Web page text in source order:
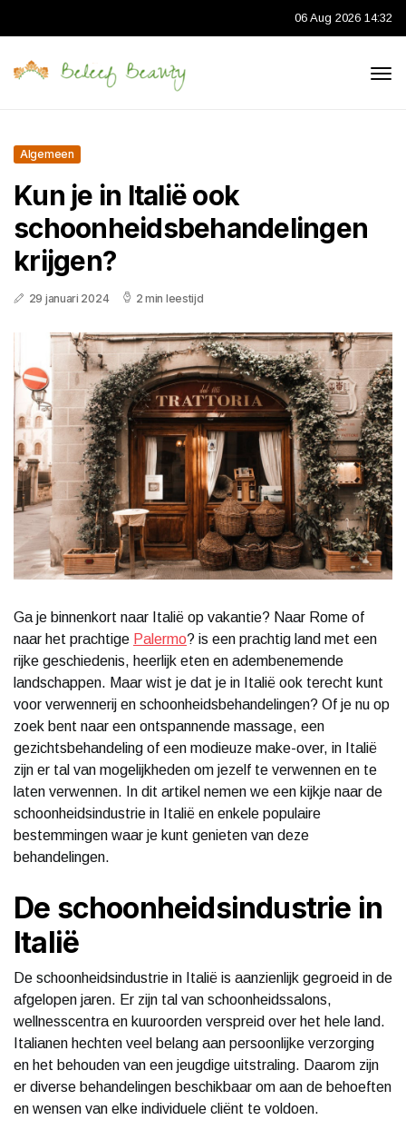
06 Aug 2026 14:32
Algemeen
Kun je in Italië ook
schoonheidsbehandelingen
krijgen?
29 januari 2024 2 min leestijd
Ga je binnenkort naar Italië op vakantie? Naar Rome of
naar het prachtige Palermo? is een prachtig land met een
rijke geschiedenis, heerlijk eten en adembenemende
landschappen. Maar wist je dat je in Italië ook terecht kunt
voor verwennerij en schoonheidsbehandelingen? Of je nu op
zoek bent naar een ontspannende massage, een
gezichtsbehandeling of een modieuze make-over, in Italië
zijn er tal van mogelijkheden om jezelf te verwennen en te
laten verwennen. In dit artikel nemen we een kijkje naar de
schoonheidsindustrie in Italië en enkele populaire
bestemmingen waar je kunt genieten van deze
behandelingen.
De schoonheidsindustrie in
Italië
De schoonheidsindustrie in Italië is aanzienlijk gegroeid in de
afgelopen jaren. Er zijn tal van schoonheidssalons,
wellnesscentra en kuuroorden verspreid over het hele land.
Italianen hechten veel belang aan persoonlijke verzorging
en het behouden van een jeugdige uitstraling. Daarom zijn
er diverse behandelingen beschikbaar om aan de behoeften
en wensen van elke individuele cliënt te voldoen.